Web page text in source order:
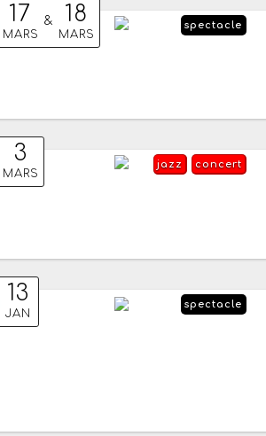
17
MARS
& 18
MARS
spectacle
3
MARS
concert
jazz
13
JAN
spectacle